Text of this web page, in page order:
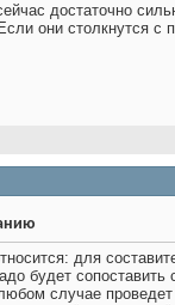
достаточно
они столкнутся с
для
будет
случае